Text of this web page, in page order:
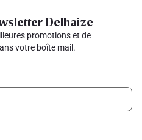
Delhaize
promotions et de
votre boîte mail.